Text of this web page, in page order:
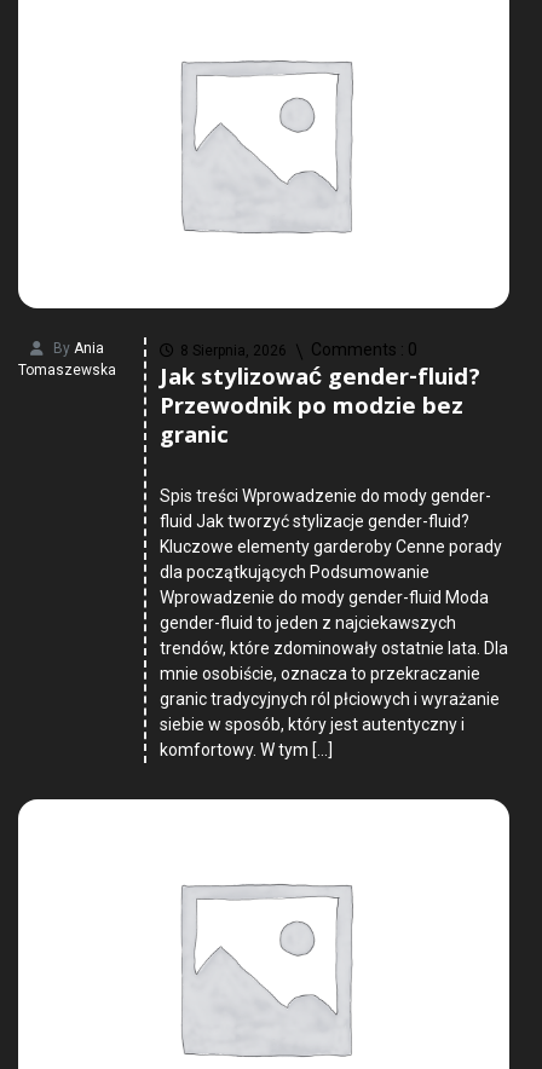
By Ania
Tomaszewska
8 Sierpnia, 2026 Comments : 0
Jak stylizować gender-fluid?
Przewodnik po modzie bez
granic
Spis treści Wprowadzenie do mody gender-
fluid Jak tworzyć stylizacje gender-fluid?
Kluczowe elementy garderoby Cenne porady
dla początkujących Podsumowanie
Wprowadzenie do mody gender-fluid Moda
gender-fluid to jeden z najciekawszych
trendów, które zdominowały ostatnie lata. Dla
mnie osobiście, oznacza to przekraczanie
granic tradycyjnych ról płciowych i wyrażanie
siebie w sposób, który jest autentyczny i
komfortowy. W tym […]